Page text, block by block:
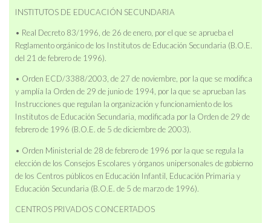
INSTITUTOS DE EDUCACIÓN SECUNDARIA
• Real Decreto 83/1996, de 26 de enero, por el que se aprueba el
Reglamento orgánico de los Institutos de Educación Secundaria (B.O.E.
del 21 de febrero de 1996).
• Orden ECD/3388/2003, de 27 de noviembre, por la que se modifica
y amplía la Orden de 29 de junio de 1994, por la que se aprueban las
Instrucciones que regulan la organización y funcionamiento de los
Institutos de Educación Secundaria, modificada por la Orden de 29 de
febrero de 1996 (B.O.E. de 5 de diciembre de 2003).
• Orden Ministerial de 28 de febrero de 1996 por la que se regula la
elección de los Consejos Escolares y órganos unipersonales de gobierno
de los Centros públicos en Educación Infantil, Educación Primaria y
Educación Secundaria (B.O.E. de 5 de marzo de 1996).
CENTROS PRIVADOS CONCERTADOS